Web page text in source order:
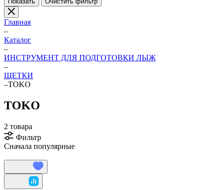
Главная
–
Каталог
–
ИНСТРУМЕНТ ДЛЯ ПОДГОТОВКИ ЛЫЖ
–
ЩЕТКИ
–TOKO
TOKO
2 товара
Фильтр
Сначала популярные